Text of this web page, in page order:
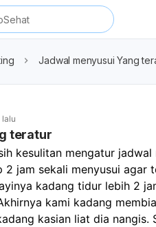
Jadwal menyusui Yang
teratur
kesulitan mengatur
2 jam sekali menyusui agar
kadang tidur lebih 2
kami kadang
kasian liat dia nangis.